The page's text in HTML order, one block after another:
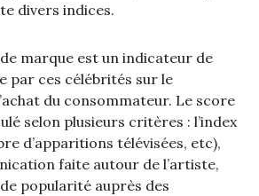
divers indices.
marque est un indicateur de
par ces célébrités sur le
du consommateur. Le score
selon plusieurs critères : l’index
d’apparitions télévisées, etc),
faite autour de l’artiste,
popularité auprès des